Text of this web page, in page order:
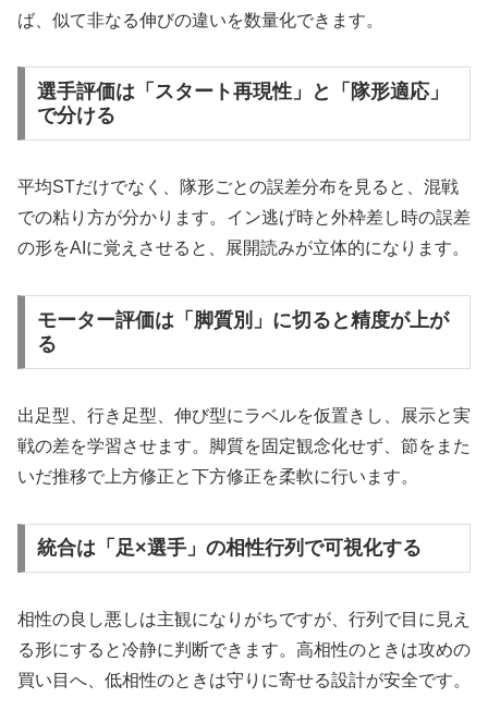
ば、似て非なる伸びの違いを数量化できます。
選手評価は「スタート再現性」と「隊形適応」
で分ける
平均STだけでなく、隊形ごとの誤差分布を見ると、混戦
での粘り方が分かります。イン逃げ時と外枠差し時の誤差
の形をAIに覚えさせると、展開読みが立体的になります。
モーター評価は「脚質別」に切ると精度が上が
る
出足型、行き足型、伸び型にラベルを仮置きし、展示と実
戦の差を学習させます。脚質を固定観念化せず、節をまた
いだ推移で上方修正と下方修正を柔軟に行います。
統合は「足×選手」の相性行列で可視化する
相性の良し悪しは主観になりがちですが、行列で目に見え
る形にすると冷静に判断できます。高相性のときは攻めの
買い目へ、低相性のときは守りに寄せる設計が安全です。